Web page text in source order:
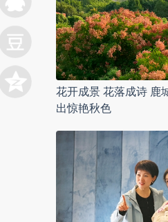
花开成景 花落成诗 鹿
出惊艳秋色